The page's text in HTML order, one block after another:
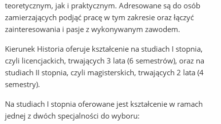
teoretycznym, jak i praktycznym. Adresowane są do osób
zamierzających podjąć pracę w tym zakresie oraz łączyć
zainteresowania i pasje z wykonywanym zawodem.
Kierunek Historia oferuje kształcenie na studiach I stopnia,
czyli licencjackich, trwających 3 lata (6 semestrów), oraz na
studiach II stopnia, czyli magisterskich, trwających 2 lata (4
semestry).
Na studiach I stopnia oferowane jest kształcenie w ramach
jednej z dwóch specjalności do wyboru: